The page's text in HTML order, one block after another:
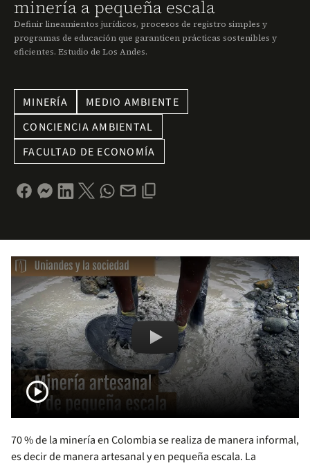
minería a pequeña escala
Definir lineamientos jurídicos, procesos de registro simples y
programas de educación que garanticen prácticas sostenibles y
eficientes. Estudio de Los Andes.
MINERÍA
MEDIO AMBIENTE
CONCIENCIA AMBIENTAL
FACULTAD DE ECONOMÍA
Remote video URL
Estrategias para formalizar
play_circle
70 % de la minería en Colombia se realiza de manera informal,
es decir de manera artesanal y en pequeña escala. La